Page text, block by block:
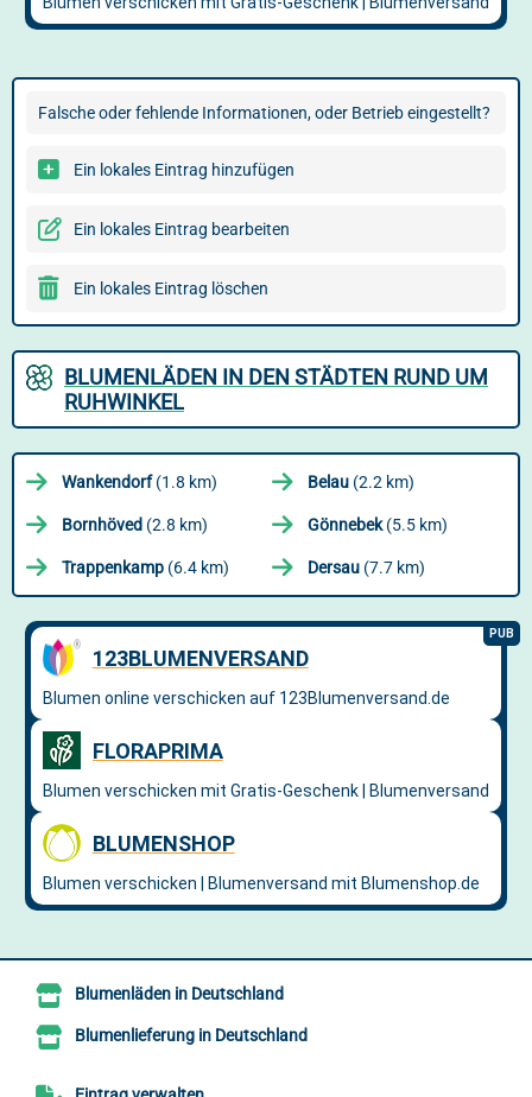
Falsche oder fehlende Informationen, oder Betrieb eingestellt?
Ein lokales Eintrag hinzufügen
Ein lokales Eintrag bearbeiten
Ein lokales Eintrag löschen
BLUMENLÄDEN IN DEN STÄDTEN RUND UM
RUHWINKEL
Wankendorf(1.8 km) Belau (2.2 km)
Bornhöved (2.8 km) Gönnebek(5.5 km)
Trappenkamp (6.4 km) Dersau (7.7 km)
Blumenläden in Deutschland
Blumenlieferung in Deutschland